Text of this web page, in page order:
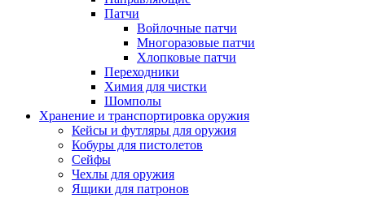
Патчи
Войлочные патчи
Многоразовые патчи
Хлопковые патчи
Переходники
Химия для чистки
Шомполы
Хранение и транспортировка оружия
Кейсы и футляры для оружия
Кобуры для пистолетов
Сейфы
Чехлы для оружия
Ящики для патронов